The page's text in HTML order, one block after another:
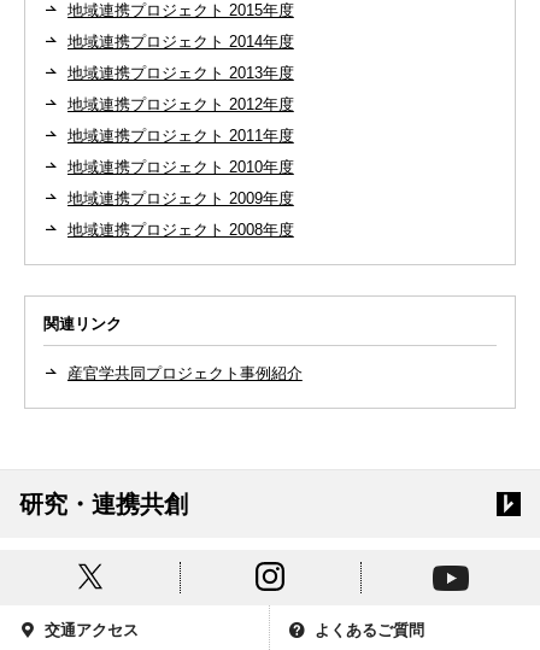
地域連携プロジェクト 2015年度
地域連携プロジェクト 2014年度
地域連携プロジェクト 2013年度
地域連携プロジェクト 2012年度
地域連携プロジェクト 2011年度
地域連携プロジェクト 2010年度
地域連携プロジェクト 2009年度
地域連携プロジェクト 2008年度
関連リンク
産官学共同プロジェクト事例紹介
研究・連携共創
交通アクセス よくあるご質問